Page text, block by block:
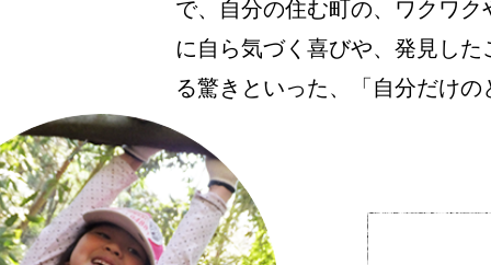
で、自分の住む町の、ワクワ
に自ら気づく喜びや、発見し
る驚きといった、「自分だけ